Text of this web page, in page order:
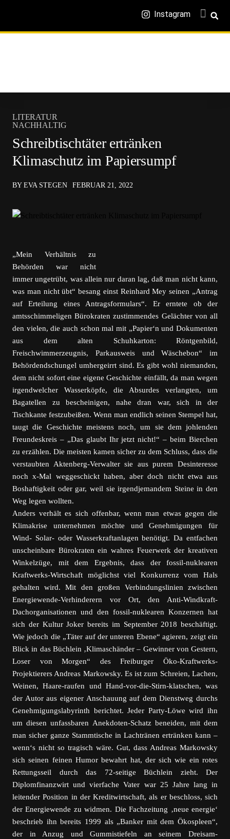
Instagram
LITERATUR
NACHHALTIG
Schreibtischtäter ertränken
Klimaschutz im Papiersumpf
BY EVA STEGEN FEBRUAR 21, 2022
„Mein Verhältnis zu
Behörden war nicht
immer ungetrübt, was allein nur daran lag, daß man nicht kann,
was man nicht übt“ besang einst Reinhard Mey seinen „Antrag
auf Erteilung eines Antragsformulars“. Er erntete ob der
amtsschimmeligen Bürokraten zustimmendes Gelächter von all
den vielen, die auch schon mal mit „Papier‘n und Dokumenten
aus dem alten Schuhkarton: Röntgenbild,
Freischwimmerzeugnis, Parkausweis und Wäschebon“ im
Behördendschungel umhergeirrt sind. Es gibt wohl niemanden,
dem nicht sofort eine eigene Geschichte einfällt, da man wegen
irgendwelcher Wasserköpfe, die Absurdes verlangten, um
Bagatellen zu bescheinigen, nahe dran war, sich in der
Tischkante festzubeißen. Wenn man endlich seinen Stempel hat,
taugt die Geschichte meistens noch, um sie dem johlenden
Freundeskreis – „Das glaubt Ihr jetzt nicht!“ – beim Bierchen
zu erzählen. Die meisten kamen sicher zu dem Schluss, dass die
verstaubten Aktenberg-Verwalter sie aus purem Desinteresse
noch x-Mal weggeschickt haben, aber doch nicht etwa aus
Boshaftigkeit oder gar, weil sie irgendjemandem Steine in den
Weg legen wollten.
Anders verhält es sich offenbar, wenn man etwas gegen die
Klimakrise unternehmen möchte und Genehmigungen für
Wind- Solar- oder Wasserkraftanlagen benötigt. Da entfachen
unscheinbare Bürokraten ein wahres Feuerwerk der kreativen
Winkelzüge, mit dem Ergebnis, dass der fossil-nuklearen
Kraftwerks-Wirtschaft möglichst viel Konkurrenz vom Hals
gehalten wird. Mit den großen Verbindungslinien zwischen
Energiewende-Verhinderern vor Ort, den Anti-Windkraft-
Dachorganisationen und den fossil-nuklearen Konzernen hat
sich der Kultur Joker bereits im September 2018 beschäftigt.
Wie jedoch die „Täter auf der unteren Ebene“ agieren, zeigt ein
Blick in das Büchlein ‚Klimaschänder – Gewinner von Gestern,
Loser von Morgen“ des Freiburger Öko-Kraftwerks-
Projektierers Andreas Markowsky. Es ist zum Schreien, Lachen,
Weinen, Haare-raufen und Hand-vor-die-Stirn-klatschen, was
der Autor aus eigener Anschauung auf dem Dienstweg durchs
Genehmigungslabyrinth berichtet. Jeder Party-Löwe wird ihn
um diesen unfassbaren Anekdoten-Schatz beneiden, mit dem
man sicher ganze Stammtische in Lach­tränen ertränken kann –
wenn‘s nicht so tragisch wäre. Gut, dass Andreas Markowsky
sich seinen feinen Humor bewahrt hat, der sich wie ein rotes
Rettungsseil durch das 72-seitige Büchlein zieht. Der
Diplomfinanzwirt und vierfache Vater war 25 Jahre lang in
leitender Position in der Kreditwirtschaft, als er beschloss, sich
der Energiewende zu widmen. Die Fachzeitung ‚neue energie‘
beschrieb ihn bereits 1999 als „Banker mit dem Ökospleen“,
der in Anzug und Gummistiefeln an seinem Dreisam-